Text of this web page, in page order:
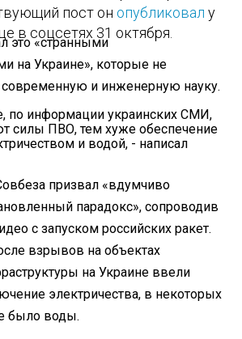
пост он опубликовалу
в соцсетях 31 октября.
это «странными
на Украине», которые не
и инженерную науку.
по информации украинских СМИ,
силы ПВО, тем хуже обеспечение
и водой, - написал
призвал «вдумчиво
парадокс», сопроводив
с запуском российских ракет.
взрывов на объектах
на Украине ввели
электричества, в некоторых
было воды.